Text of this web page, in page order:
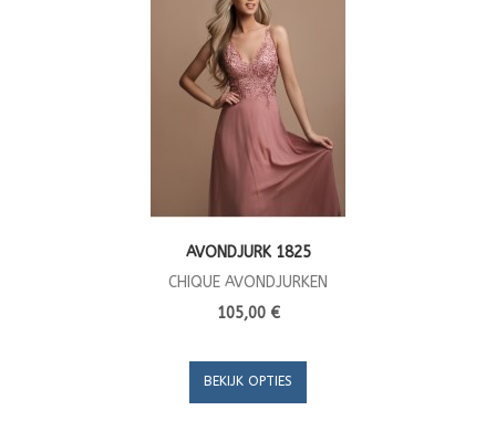
AVONDJURK 1825
CHIQUE AVONDJURKEN
105,00 €
BEKIJK OPTIES